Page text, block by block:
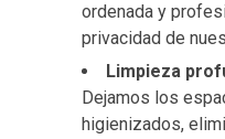
ordenada y
privacidad de
Limpieza
Dejamos los
higienizados,